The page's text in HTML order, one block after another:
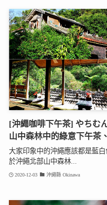
[沖繩咖啡下午茶] やちむ
山中森林中的綠意下午茶
大家印象中的沖繩應該都是藍
於沖繩北部山中森林...
2020-12-03 沖繩縣 Okinawa